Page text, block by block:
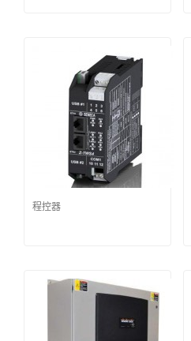
程控器